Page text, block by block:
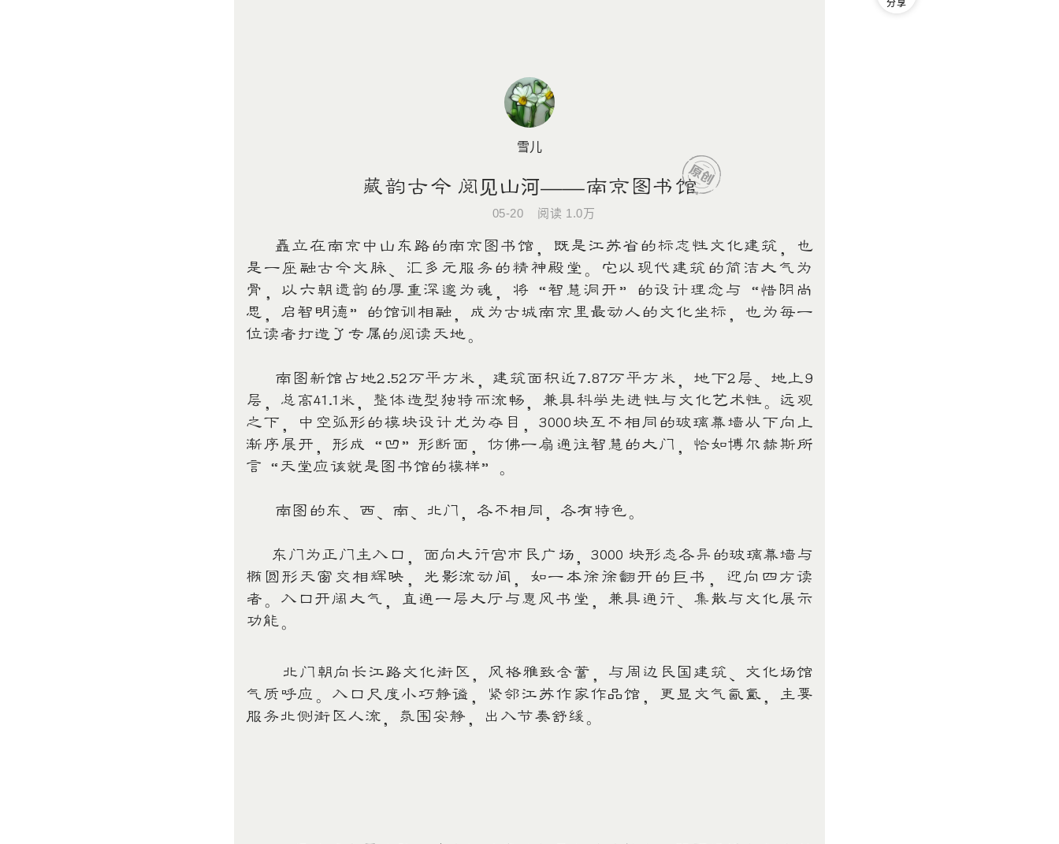
雪儿
藏韵古今 阅见山河——南京图书馆
05-20 阅读 1.0万
矗立在南京中山东路的南京图书馆，既是江苏省的标志性文化建筑，也
是一座融古今文脉、汇多元服务的精神殿堂。它以现代建筑的简洁大气为
骨，以六朝遗韵的厚重深邃为魂，将“智慧洞开”的设计理念与“惜阴尚
思，启智明德”的馆训相融，成为古城南京里最动人的文化坐标，也为每一
位读者打造了专属的阅读天地。
南图新馆占地2.52万平方米，建筑面积近7.87万平方米，地下2层、地上9
层，总高41.1米，整体造型独特而流畅，兼具科学先进性与文化艺术性。远观
之下，中空弧形的模块设计尤为夺目，3000块互不相同的玻璃幕墙从下向上
渐序展开，形成“凹”形断面，仿佛一扇通往智慧的大门，恰如博尔赫斯所
言“天堂应该就是图书馆的模样”。
南图的东、西、南、北门，各不相同，各有特色。
东门为正门主入口，面向大行宫市民广场，3000 块形态各异的玻璃幕墙与
椭圆形天窗交相辉映，光影流动间，如一本徐徐翻开的巨书，迎向四方读
者。入口开阔大气，直通一层大厅与惠风书堂，兼具通行、集散与文化展示
功能。
北门朝向长江路文化街区，风格雅致含蓄，与周边民国建筑、文化场馆
气质呼应。入口尺度小巧静谧，紧邻江苏作家作品馆，更显文气氤氲，主要
服务北侧街区人流，氛围安静，出入节奏舒缓。
分享